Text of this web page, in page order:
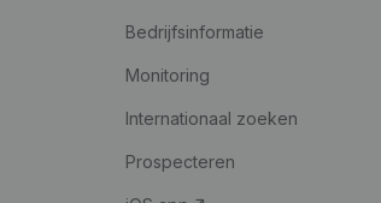
Bedrijfsinformatie
Monitoring
Internationaal zoeken
Prospecteren